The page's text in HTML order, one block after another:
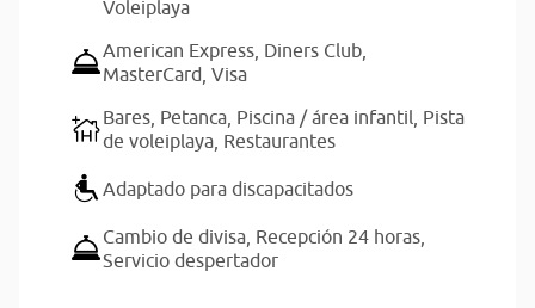
Voleiplaya
American Express, Diners Club,
MasterCard, Visa
Bares, Petanca, Piscina / área infantil, Pista
de voleiplaya, Restaurantes
Adaptado para discapacitados
Cambio de divisa, Recepción 24 horas,
Servicio despertador